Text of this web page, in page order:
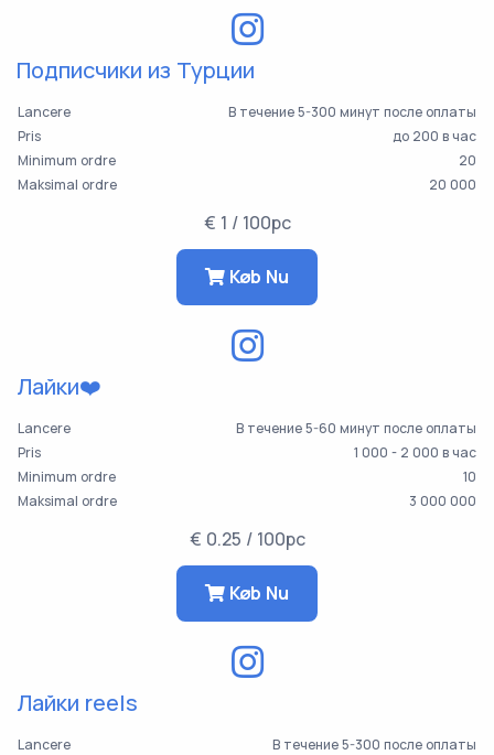
Подписчики из Турции
Lancere
В течение 5-300 минут после оплаты
Pris
до 200 в час
Minimum ordre
20
Maksimal ordre
20 000
€ 1 / 100pc
Køb Nu
Лайки❤️
Lancere
В течение 5-60 минут после оплаты
Pris
1 000 - 2 000 в час
Minimum ordre
10
Maksimal ordre
3 000 000
€ 0.25 / 100pc
Køb Nu
Лайки reels
Lancere
В течение 5-300 после оплаты